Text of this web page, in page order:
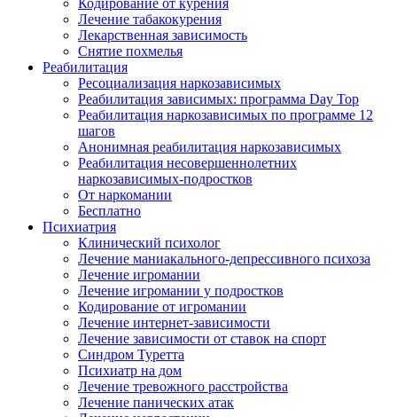
Кодирование от курения
Лечение табакокурения
Лекарственная зависимость
Снятие похмелья
Реабилитация
Ресоциализация наркозависимых
Реабилитация зависимых: программа Day Top
Реабилитация наркозависимых по программе 12
шагов
Анонимная реабилитация наркозависимых
Реабилитация несовершеннолетних
наркозависимых-подростков
От наркомании
Бесплатно
Психиатрия
Клинический психолог
Лечение маниакального-депрессивного психоза
Лечение игромании
Лечение игромании у подростков
Кодирование от игромании
Лечение интернет-зависимости
Лечение зависимости от ставок на спорт
Синдром Туретта
Психиатр на дом
Лечение тревожного расстройства
Лечение панических атак